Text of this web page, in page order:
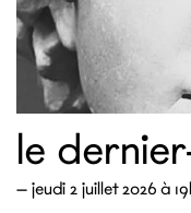
le
— jeudi 2 juillet 2026 à